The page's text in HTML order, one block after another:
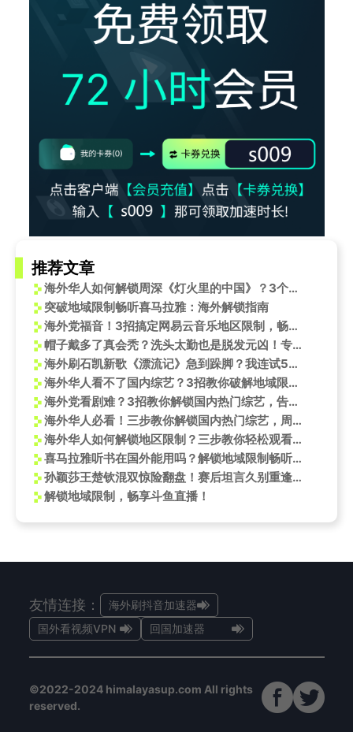
推荐文章
海外华人如何解锁周深《灯火里的中国》？3个方法告别地区限制烦恼
突破地域限制畅听喜马拉雅：海外解锁指南
海外党福音！3招搞定网易云音乐地区限制，畅听中文说唱新歌无压力
帽子戴多了真会秃？洗头太勤也是脱发元凶！专家教你正确护发
海外刷石凯新歌《漂流记》急到跺脚？我连试5个方法终于搞定汽水音乐限制
海外华人看不了国内综艺？3招教你破解地域限制，轻松追《中国好医生》
海外党看剧难？3招教你解锁国内热门综艺，告别卡顿与地区限制！
海外华人必看！三步教你解锁国内热门综艺，周深新歌《天海一心》不再错过
海外华人如何解锁地区限制？三步教你轻松观看王楚钦WTT精彩对决
喜马拉雅听书在国外能用吗？解锁地域限制畅听音频
孙颖莎王楚钦混双惊险翻盘！赛后坦言久别重逢成关键，海外华人如何流畅观看比赛回放？
解锁地域限制，畅享斗鱼直播！
友情连接：
海外刷抖音加速器
国外看视频VPN
回国加速器
©2022-2024 himalayasup.com All rights
reserved.